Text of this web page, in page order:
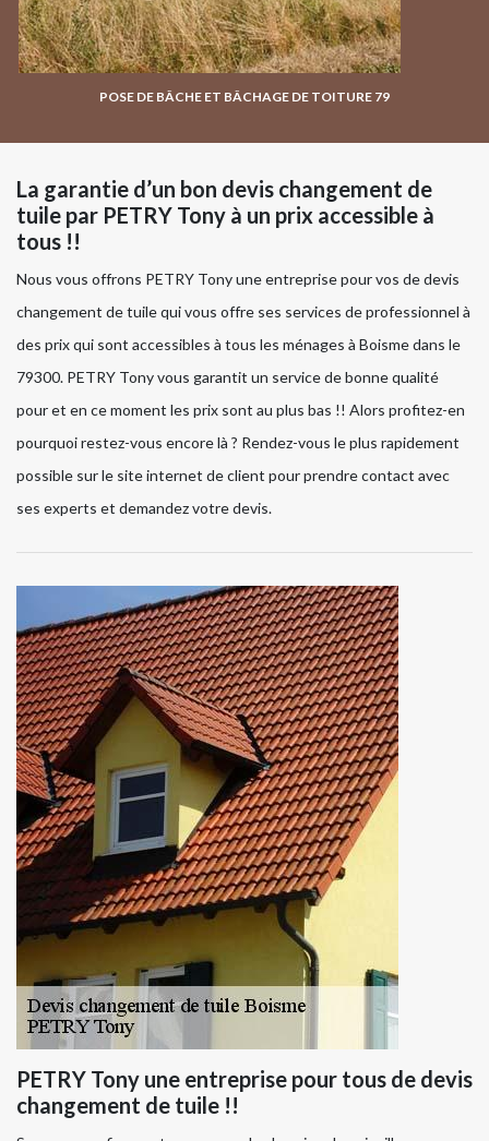
POSE DE BÂCHE ET BÂCHAGE DE TOITURE 79
La garantie d’un bon devis changement de
tuile par PETRY Tony à un prix accessible à
tous !!
Nous vous offrons PETRY Tony une entreprise pour vos de devis
changement de tuile qui vous offre ses services de professionnel à
des prix qui sont accessibles à tous les ménages à Boisme dans le
79300. PETRY Tony vous garantit un service de bonne qualité
pour et en ce moment les prix sont au plus bas !! Alors profitez-en
pourquoi restez-vous encore là ? Rendez-vous le plus rapidement
possible sur le site internet de client pour prendre contact avec
ses experts et demandez votre devis.
PETRY Tony une entreprise pour tous de devis
changement de tuile !!